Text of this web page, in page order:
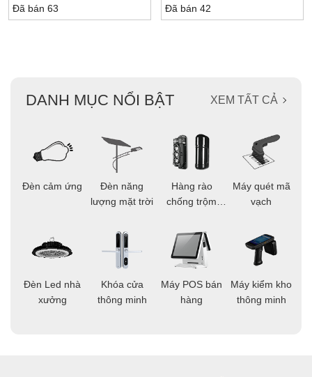
Đã bán 63 Đã bán 42
DANH MỤC NỔI BẬT XEM TẤT CẢ
Đèn cảm ứng
Đèn Led nhà
xưởng
Đèn năng
lượng mặt trời
Khóa cửa
thông minh
Hàng rào
chống trộm
Máy POS bán
hàng
Máy quét mã
vạch
Máy kiểm kho
thông minh